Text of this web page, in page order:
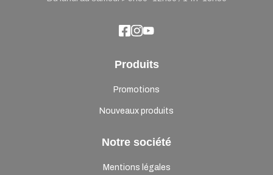
Produits
Promotions
Nouveaux produits
Notre société
Mentions légales